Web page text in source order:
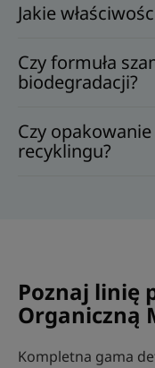
Jakie
Czy formuła
biodegradacji?
Czy
recyklingu?
Poznaj linię
Organiczną
Kompletna gama